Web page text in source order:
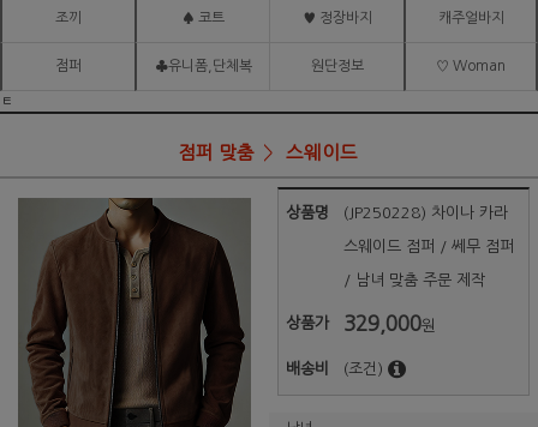
조끼 ♠ 코트 ♥ 정장바지 캐주얼바지
점퍼 ♣유니폼,단체복 원단정보 ♡ Woman
ㅌ
점퍼 맞춤 스웨이드
상품명 (JP250228) 차이나 카라
스웨이드 점퍼 / 쎄무 점퍼
/ 남녀 맞춤 주문 제작
상품가 329,000원
배송비 (조건)